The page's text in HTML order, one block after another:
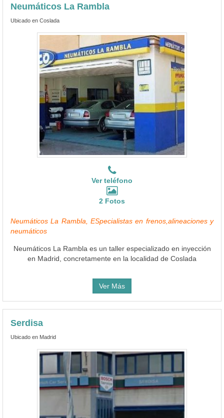
Neumáticos La Rambla
Ubicado en Coslada
Ver teléfono
2 Fotos
Neumáticos La Rambla, ESpecialistas en frenos,alineaciones y
neumáticos
Neumáticos La Rambla es un taller especializado en inyección
en Madrid, concretamente en la localidad de Coslada
Ver Más
Serdisa
Ubicado en Madrid